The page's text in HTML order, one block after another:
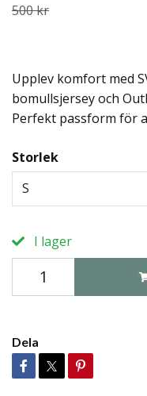
500 kr
Upplev komfort med
bomullsjersey och
Perfekt passform för
Storlek
S
I lager
Dela